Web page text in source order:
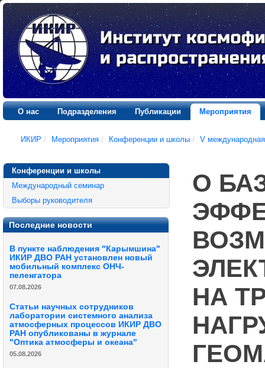
О нас Подразделения Публикации Мероприятия
ИКИР / Мероприятия / Конференции и школы / V
Конференции и школы
Международный семинар
Выборы руководителя
Последние новости
В пункте наблюдения "Карымшина"
ИКИР ДВО РАН установлен новый
мобильный комплекс ОНЧ-
пеленгатора
07.08.2026
Статьи научных сотрудников
лаборатории системного анализа
атмосферных процессов ИКИР ДВО
РАН опубликованы в журнале
"Оптика атмосферы и океана"
05.08.2026
О
НА